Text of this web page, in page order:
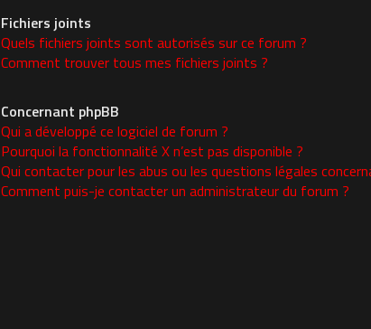
Fichiers joints
Quels fichiers joints sont autorisés sur ce forum ?
Comment trouver tous mes fichiers joints ?
Concernant phpBB
Qui a développé ce logiciel de forum ?
Pourquoi la fonctionnalité X n’est pas disponible ?
Qui contacter pour les abus ou les questions légales
Comment puis-je contacter un administrateur du forum ?